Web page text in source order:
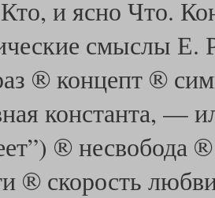
и ясно Что.
смыслы Е.
® концепт ®
константа, —
® несвобода
® скорость